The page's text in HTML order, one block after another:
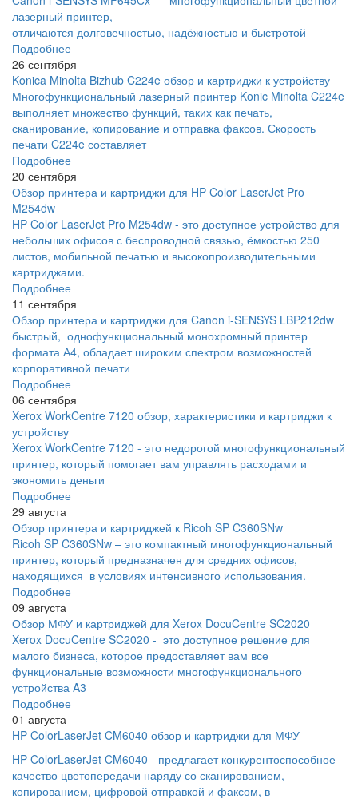
лазерный принтер,
отличаются долговечностью, надёжностью и быстротой
Подробнее
26 сентября
Konica Minolta Bizhub C224e обзор и картриджи к устройству
Многофункциональный лазерный принтер Konic Minolta C224e
выполняет множество функций, таких как печать,
сканирование, копирование и отправка факсов. Скорость
печати C224e составляет
Подробнее
20 сентября
Обзор принтера и картриджи для HP Color LaserJet Pro
M254dw
HP Color LaserJet Pro M254dw - это доступное устройство для
небольших офисов с беспроводной связью, ёмкостью 250
листов, мобильной печатью и высокопроизводительными
картриджами.
Подробнее
11 сентября
Обзор принтера и картриджи для Canon i-SENSYS LBP212dw
быстрый, однофункциональный монохромный принтер
формата А4, обладает широким спектром возможностей
корпоративной печати
Подробнее
06 сентября
Xerox WorkCentre 7120 обзор, характеристики и картриджи к
устройству
Xerox WorkCentre 7120 - это недорогой многофункциональный
принтер, который помогает вам управлять расходами и
экономить деньги
Подробнее
29 августа
Обзор принтера и картриджей к Ricoh SP C360SNw
Ricoh SP C360SNw – это компактный многофункциональный
принтер, который предназначен для средних офисов,
находящихся в условиях интенсивного использования.
Подробнее
09 августа
Обзор МФУ и картриджей для Xerox DocuCentre SC2020
Xerox DocuCentre SC2020 - это доступное решение для
малого бизнеса, которое предоставляет вам все
функциональные возможности многофункционального
устройства A3
Подробнее
01 августа
HP ColorLaserJet CM6040 обзор и картриджи для МФУ
HP ColorLaserJet CM6040 - предлагает конкурентоспособное
качество цветопередачи наряду со сканированием,
копированием, цифровой отправкой и факсом, в